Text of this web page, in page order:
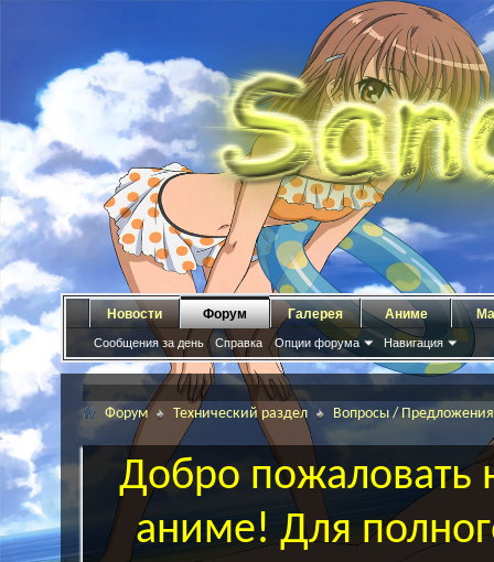
Новости Форум
Сообщения за день Справка Опции форума Навигация
Галерея Аниме
Форум Технический раздел Вопросы / Предложения
Добро пожаловать
аниме! Для